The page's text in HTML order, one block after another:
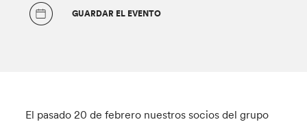
GUARDAR EL EVENTO
El pasado 20 de febrero nuestros socios del grupo